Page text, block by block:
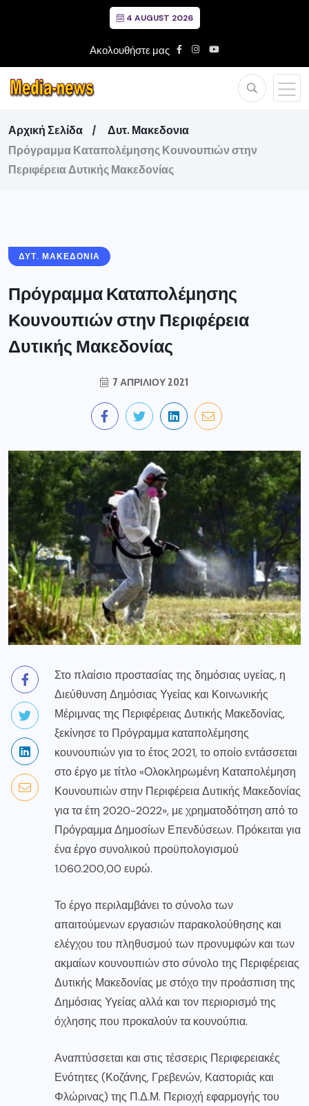
4 AUGUST 2026
Ακολουθήστε μας
Αρχική Σελίδα
Δυτ. Μακεδονια
Πρόγραμμα Καταπολέμησης Κουνουπιών στην
Περιφέρεια Δυτικής Μακεδονίας
ΔΥΤ. ΜΑΚΕΔΟΝΙΑ
Πρόγραμμα Καταπολέμησης
Κουνουπιών στην Περιφέρεια
Δυτικής Μακεδονίας
7 ΑΠΡΙΛΊΟΥ 2021
Στο πλαίσιο προστασίας της δημόσιας υγείας, η
Διεύθυνση Δημόσιας Υγείας και Κοινωνικής
Μέριμνας της Περιφέρειας Δυτικής Μακεδονίας,
ξεκίνησε το Πρόγραμμα καταπολέμησης
κουνουπιών για το έτος 2021, το οποίο εντάσσεται
στο έργο με τίτλο «Ολοκληρωμένη Καταπολέμηση
Κουνουπιών στην Περιφέρεια Δυτικής Μακεδονίας
για τα έτη 2020-2022», με χρηματοδότηση από το
Πρόγραμμα Δημοσίων Επενδύσεων. Πρόκειται για
ένα έργο συνολικού προϋπολογισμού
1.060.200,00 ευρώ.
Το έργο περιλαμβάνει το σύνολο των
απαιτούμενων εργασιών παρακολούθησης και
ελέγχου του πληθυσμού των προνυμφών και των
ακμαίων κουνουπιών στο σύνολο της Περιφέρειας
Δυτικής Μακεδονίας με στόχο την προάσπιση της
Δημόσιας Υγείας αλλά και τον περιορισμό της
όχλησης που προκαλούν τα κουνούπια.
Αναπτύσσεται και στις τέσσερις Περιφερειακές
Ενότητες (Κοζάνης, Γρεβενών, Καστοριάς και
Φλώρινας) της Π.Δ.Μ. Περιοχή εφαρμογής του